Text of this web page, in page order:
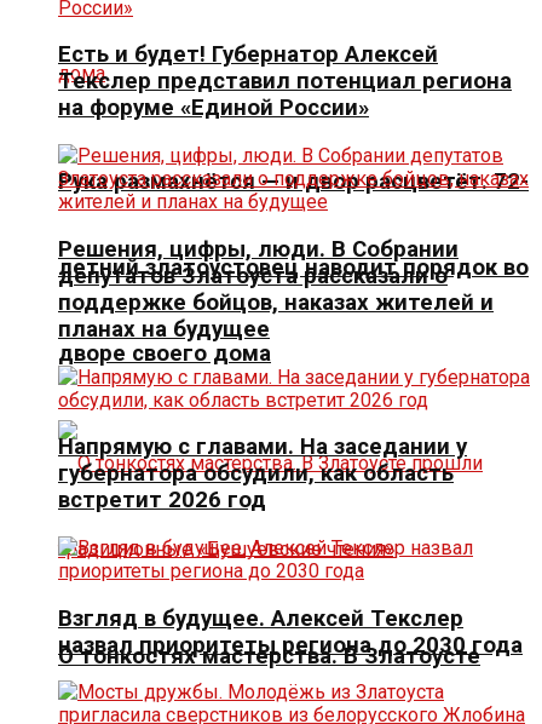
Рука размахнётся — и двор расцветёт. 72-
летний златоустовец наводит порядок во
дворе своего дома
О тонкостях мастерства. В Златоусте
Есть и будет! Губернатор Алексей
Текслер представил потенциал региона
на форуме «Единой России»
Решения, цифры, люди. В Собрании
депутатов Златоуста рассказали о
поддержке бойцов, наказах жителей и
планах на будущее
Напрямую с главами. На заседании у
губернатора обсудили, как область
встретит 2026 год
Взгляд в будущее. Алексей Текслер
назвал приоритеты региона до 2030 года